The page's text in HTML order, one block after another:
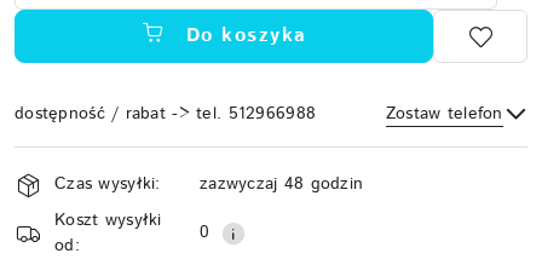
Do koszyka
dostępność / rabat -> tel. 512966988 Zostaw telefon
Wyślij
Dostępność
i
dostawa
Czas wysyłki:
zazwyczaj 48 godzin
Koszt wysyłki
od:
0